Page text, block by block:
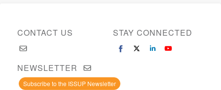
CONTACT US STAY CONNECTED
NEWSLETTER
Subscribe to the ISSUP Newsletter